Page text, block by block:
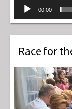
00:00
Race for
Video
Player